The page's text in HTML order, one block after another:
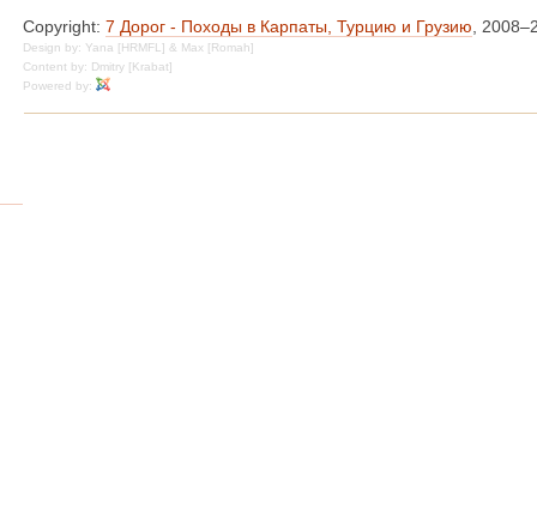
Copyright: 7 Дорог - Походы в Карпаты, Турцию и Грузию ,
Design by: Yana [HRMFL] & Max [Romah]
Content by: Dmitry [Krabat]
Powered by: